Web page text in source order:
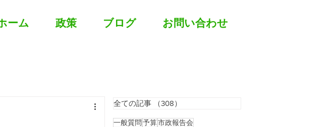
ーム 政策 ブログ お問い合わせ
全ての記事 （308）
一般質問 予算市政報告会